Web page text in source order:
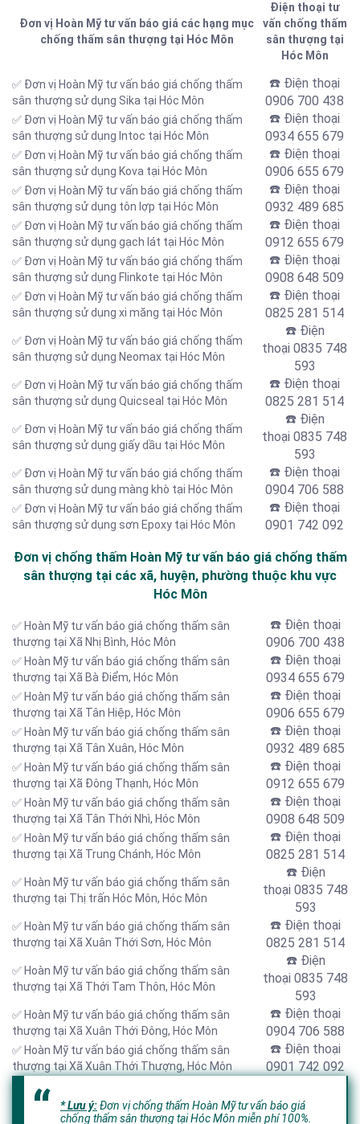
Đơn vị Hoàn Mỹ tư vấn báo giá các hạng mục
chống thấm sân thượng tại Hóc Môn
Điện thoại tư
vấn chống thấm
sân thượng tại
Hóc Môn
✅ Đơn vị Hoàn Mỹ tư vấn báo giá chống thấm
sân thượng sử dụng Sika tại Hóc Môn
☎️ Điện thoại
0906 700 438
✅ Đơn vị Hoàn Mỹ tư vấn báo giá chống thấm
sân thượng sử dụng Intoc tại Hóc Môn
☎️ Điện thoại
0934 655 679
✅ Đơn vị Hoàn Mỹ tư vấn báo giá chống thấm
sân thượng sử dụng Kova tại Hóc Môn
☎️ Điện thoại
0906 655 679
✅ Đơn vị Hoàn Mỹ tư vấn báo giá chống thấm
sân thượng sử dụng tôn lợp tại Hóc Môn
☎️ Điện thoại
0932 489 685
✅ Đơn vị Hoàn Mỹ tư vấn báo giá chống thấm
sân thượng sử dụng gạch lát tại Hóc Môn
☎️ Điện thoại
0912 655 679
✅ Đơn vị Hoàn Mỹ tư vấn báo giá chống thấm
sân thượng sử dụng Flinkote tại Hóc Môn
☎️ Điện thoại
0908 648 509
✅ Đơn vị Hoàn Mỹ tư vấn báo giá chống thấm
sân thượng sử dụng xi măng tại Hóc Môn
☎️ Điện thoại
0825 281 514
✅ Đơn vị Hoàn Mỹ tư vấn báo giá chống thấm
sân thượng sử dụng Neomax tại Hóc Môn
☎️ Điện
thoại 0835 748
593
✅ Đơn vị Hoàn Mỹ tư vấn báo giá chống thấm
sân thượng sử dụng Quicseal tại Hóc Môn
☎️ Điện thoại
0825 281 514
✅ Đơn vị Hoàn Mỹ tư vấn báo giá chống thấm
sân thượng sử dụng giấy dầu tại Hóc Môn
☎️ Điện
thoại 0835 748
593
✅ Đơn vị Hoàn Mỹ tư vấn báo giá chống thấm
sân thượng sử dụng màng khò tại Hóc Môn
☎️ Điện thoại
0904 706 588
✅ Đơn vị Hoàn Mỹ tư vấn báo giá chống thấm
sân thượng sử dụng sơn Epoxy tại Hóc Môn
☎️ Điện thoại
0901 742 092
Đơn vị chống thấm Hoàn Mỹ tư vấn báo giá chống thấm
sân thượng tại các xã, huyện, phường thuộc khu vực
Hóc Môn
✅ Hoàn Mỹ tư vấn báo giá chống thấm sân
thượng tại Xã Nhị Bình, Hóc Môn
☎️ Điện thoại
0906 700 438
✅ Hoàn Mỹ tư vấn báo giá chống thấm sân
thượng tại Xã Bà Điểm, Hóc Môn
☎️ Điện thoại
0934 655 679
✅ Hoàn Mỹ tư vấn báo giá chống thấm sân
thượng tại Xã Tân Hiệp, Hóc Môn
☎️ Điện thoại
0906 655 679
✅ Hoàn Mỹ tư vấn báo giá chống thấm sân
thượng tại Xã Tân Xuân, Hóc Môn
☎️ Điện thoại
0932 489 685
✅ Hoàn Mỹ tư vấn báo giá chống thấm sân
thượng tại Xã Đông Thạnh, Hóc Môn
☎️ Điện thoại
0912 655 679
✅ Hoàn Mỹ tư vấn báo giá chống thấm sân
thượng tại Xã Tân Thới Nhì, Hóc Môn
☎️ Điện thoại
0908 648 509
✅ Hoàn Mỹ tư vấn báo giá chống thấm sân
thượng tại Xã Trung Chánh, Hóc Môn
☎️ Điện thoại
0825 281 514
✅ Hoàn Mỹ tư vấn báo giá chống thấm sân
thượng tại Thị trấn Hóc Môn, Hóc Môn
☎️ Điện
thoại 0835 748
593
✅ Hoàn Mỹ tư vấn báo giá chống thấm sân
thượng tại Xã Xuân Thới Sơn, Hóc Môn
☎️ Điện thoại
0825 281 514
✅ Hoàn Mỹ tư vấn báo giá chống thấm sân
thượng tại Xã Thới Tam Thôn, Hóc Môn
☎️ Điện
thoại 0835 748
593
✅ Hoàn Mỹ tư vấn báo giá chống thấm sân
thượng tại Xã Xuân Thới Đông, Hóc Môn
☎️ Điện thoại
0904 706 588
✅ Hoàn Mỹ tư vấn báo giá chống thấm sân
thượng tại Xã Xuân Thới Thượng, Hóc Môn
☎️ Điện thoại
0901 742 092
* Lưu ý:Đơn vị chống thấm Hoàn Mỹ tư vấn báo giá
chống thấm sân thượng tại Hóc Môn miễn phí 100%.